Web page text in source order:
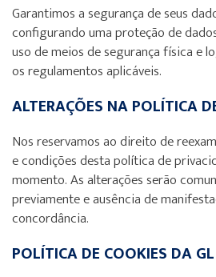
Garantimos a segurança de seus
configurando uma proteção de
uso de meios de segurança física e
os regulamentos aplicáveis.
ALTERAÇÕES NA POLÍTICA
Nos reservamos ao direito de
e condições desta política de
momento. As alterações serão
previamente e ausência de
concordância.
POLÍTICA DE COOKIES DA